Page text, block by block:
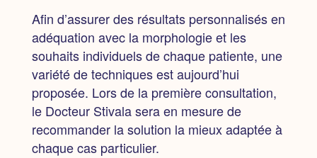
Afin d’assurer des résultats personnalisés en
adéquation avec la morphologie et les
souhaits individuels de chaque patiente, une
variété de techniques est aujourd’hui
proposée. Lors de la première consultation,
le Docteur Stivala sera en mesure de
recommander la solution la mieux adaptée à
chaque cas particulier.